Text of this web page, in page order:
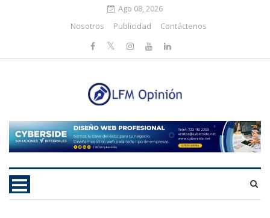
Ago 08, 2026
Nosotros
Publicidad Contáctenos